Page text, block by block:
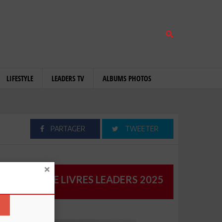
LIFESTYLE LEADERS TV ALBUMS PHOTOS
PARTAGER TWEETER
CATALOGUE LIVRES LEADERS 2025